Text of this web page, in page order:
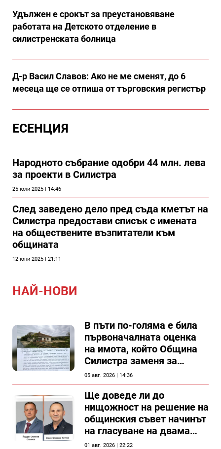
Удължен е срокът за преустановяване
работата на Детското отделение в
силистренската болница
Д-р Васил Славов: Ако не ме сменят, до 6
месеца ще се отпиша от търговския регистър
ЕСЕНЦИЯ
Народното събрание одобри 44 млн. лева
за проекти в Силистра
25 юли 2025 | 14:46
След заведено дело пред съда кметът на
Силистра предостави списък с имената
на обществените възпитатели към
общината
12 юни 2025 | 21:11
НАЙ-НОВИ
В пъти по-голяма е била
първоначалната оценка
на имота, който Община
Силистра заменя за
спирка, показват
документи
05 авг. 2026 | 14:36
Ще доведе ли до
нищожност на решение на
общинския съвет начинът
на гласуване на двама
съветници в Силистра?
01 авг. 2026 | 22:22